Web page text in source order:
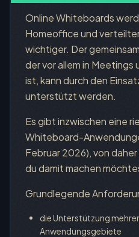
Online Whiteboards
Homeoffice und
wichtiger. Der
der vor allem in Meetings
ist, kann durch den
unterstützt werden.
Es gibt inzwischen eine
Whiteboard-
Februar 2026), von
du damit machen
Grundlegende
die Unterstützung
Anwendungsgebiete